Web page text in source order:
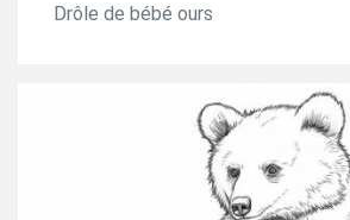
Drôle de bébé ours